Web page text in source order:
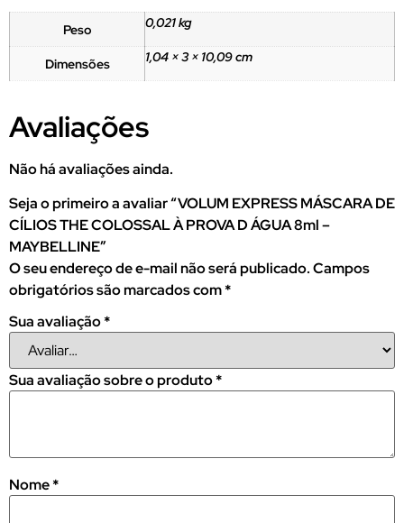
Peso 0,021 kg
Dimensões 1,04 × 3 × 10,09 cm
Avaliações
Não há avaliações ainda.
Seja o primeiro a avaliar “VOLUM EXPRESS MÁSCARA DE
CÍLIOS THE COLOSSAL À PROVA D ÁGUA 8ml –
MAYBELLINE”
O seu endereço de e-mail não será publicado.Campos
obrigatórios são marcados com*
Sua avaliação*
Sua avaliação sobre o produto*
Nome*